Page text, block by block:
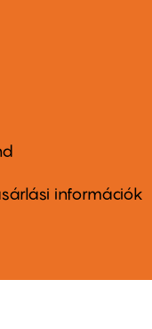
információk